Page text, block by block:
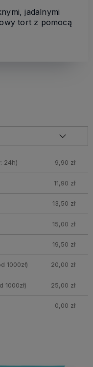
jadalnymi
tort z pomocą
24h) 9,90 zł
11,90 zł
13,50 zł
15,00 zł
19,50 zł
1000zł) 20,00 zł
1000zł) 25,00 zł
0,00 zł